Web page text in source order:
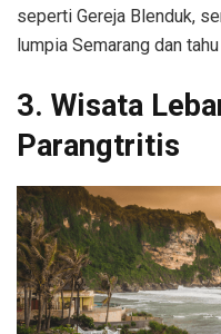
seperti Gereja Blenduk,
lumpia Semarang dan
3. Wisata
Parangtritis